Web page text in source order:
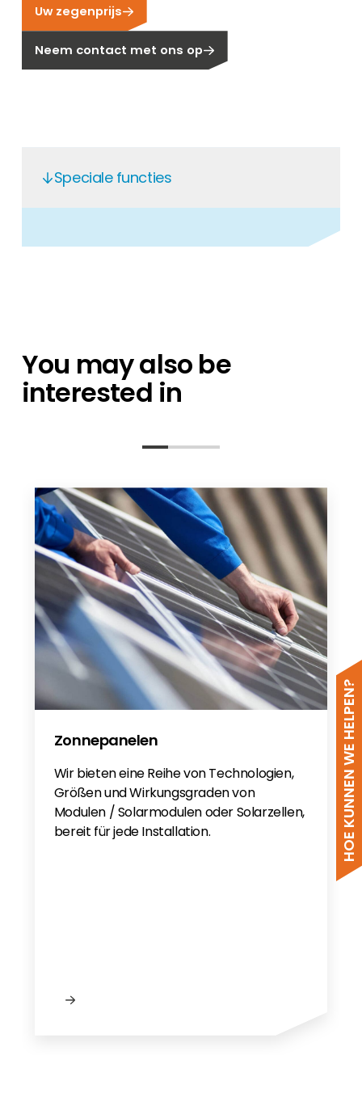
Carrière
hernieuwbare energiesector? Dan ben je hier
HOE KUNNEN WE HELPEN?
Uw zegenprijs
Neem contact met ons op
Speciale functies
You may also be
interested in
Zonnepanelen
Wir bieten eine Reihe von Technologien,
Größen und Wirkungsgraden von
Modulen / Solarmodulen oder Solarzellen,
bereit für jede Installation.